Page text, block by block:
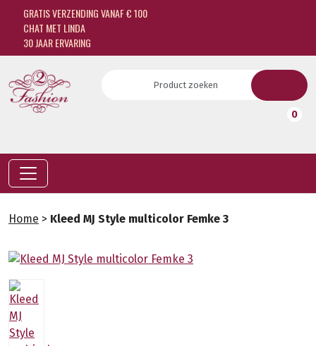
GRATIS VERZENDING VANAF € 100
CHAT MET LINDA
30 JAAR ERVARING
0
Home > Kleed MJ Style multicolor Femke 3